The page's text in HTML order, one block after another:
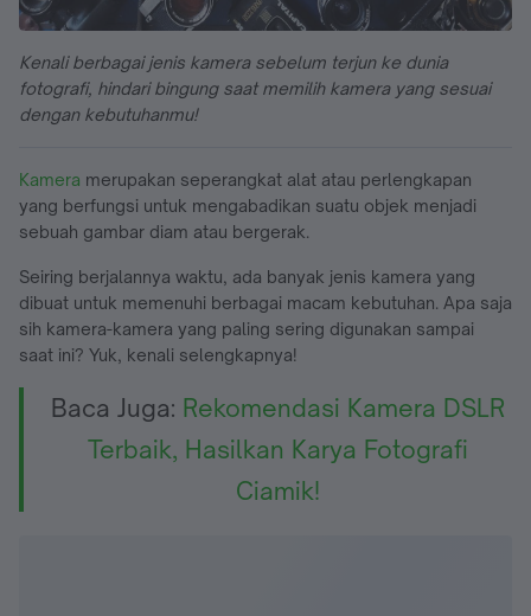
Kenali berbagai jenis kamera sebelum terjun ke dunia
fotografi, hindari bingung saat memilih kamera yang sesuai
dengan kebutuhanmu!
Kamera merupakan seperangkat alat atau perlengkapan
yang berfungsi untuk mengabadikan suatu objek menjadi
sebuah gambar diam atau bergerak.
Seiring berjalannya waktu, ada banyak jenis kamera yang
dibuat untuk memenuhi berbagai macam kebutuhan. Apa saja
sih kamera-kamera yang paling sering digunakan sampai
saat ini? Yuk, kenali selengkapnya!
Baca Juga: Rekomendasi Kamera DSLR
Terbaik, Hasilkan Karya Fotografi
Ciamik!